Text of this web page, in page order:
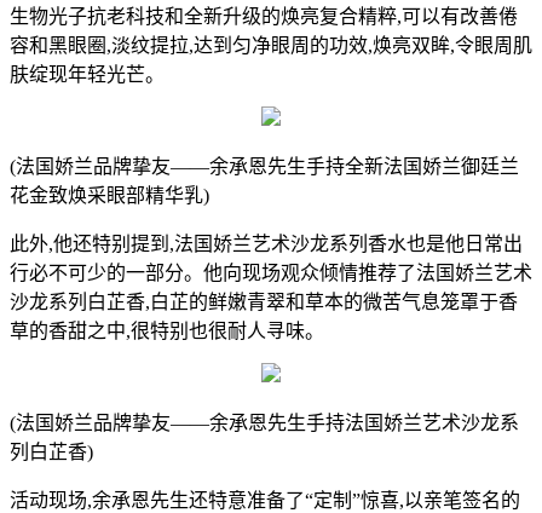
生物光子抗老科技和全新升级的焕亮复合精粹,可以有改善倦
容和黑眼圈,淡纹提拉,达到匀净眼周的功效,焕亮双眸,令眼周肌
肤绽现年轻光芒。
(法国娇兰品牌挚友——余承恩先生手持全新法国娇兰御廷兰
花金致焕采眼部精华乳)
此外,他还特别提到,法国娇兰艺术沙龙系列香水也是他日常出
行必不可少的一部分。他向现场观众倾情推荐了法国娇兰艺术
沙龙系列白芷香,白芷的鲜嫩青翠和草本的微苦气息笼罩于香
草的香甜之中,很特别也很耐人寻味。
(法国娇兰品牌挚友——余承恩先生手持法国娇兰艺术沙龙系
列白芷香)
活动现场,余承恩先生还特意准备了“定制”惊喜,以亲笔签名的